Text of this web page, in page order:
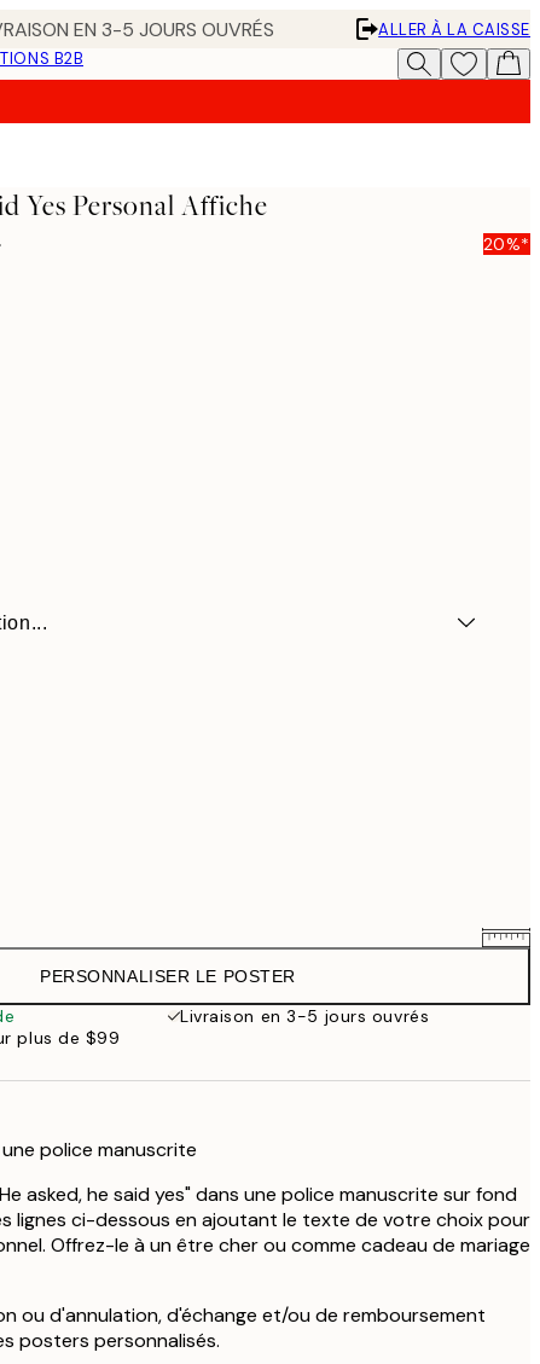
EN 3-5 JOURS OUVRÉS
ALLER À LA CAISSE
B2B
Yes Personal Affiche
20%*
$67.95
PERSONNALISER LE POSTER
Livraison en 3-5 jours ouvrés
plus de $99
police manuscrite
asked, he said yes" dans une police manuscrite sur fond
lignes ci-dessous en ajoutant le texte de votre choix pour
Offrez-le à un être cher ou comme cadeau de mariage
ou d'annulation, d'échange et/ou de remboursement
posters personnalisés.